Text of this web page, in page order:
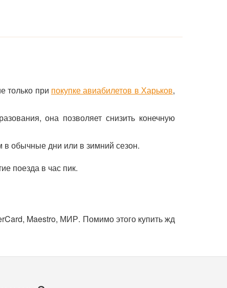
только при покупке авиабилетов в Харьков,
она позволяет снизить конечную
обычные дни или в зимний сезон.
поезда в час пик.
Maestro, МИР. Помимо этого купить жд